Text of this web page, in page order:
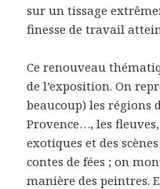
sur un tissage
finesse de travail
Ce renouveau
de l’exposition. On
beaucoup) les régions
Provence…, les
exotiques et des
contes de fées ; on
manière des peintres.